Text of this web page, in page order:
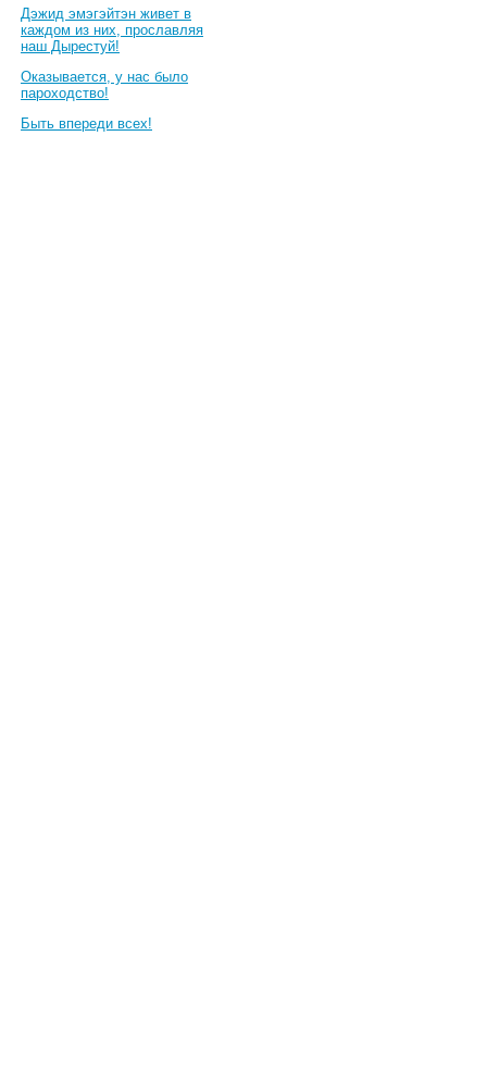
Дэжид эмэгэйтэн живет в
каждом из них, прославляя
наш Дырестуй!
Оказывается, у нас было
пароходство!
Быть впереди всех!